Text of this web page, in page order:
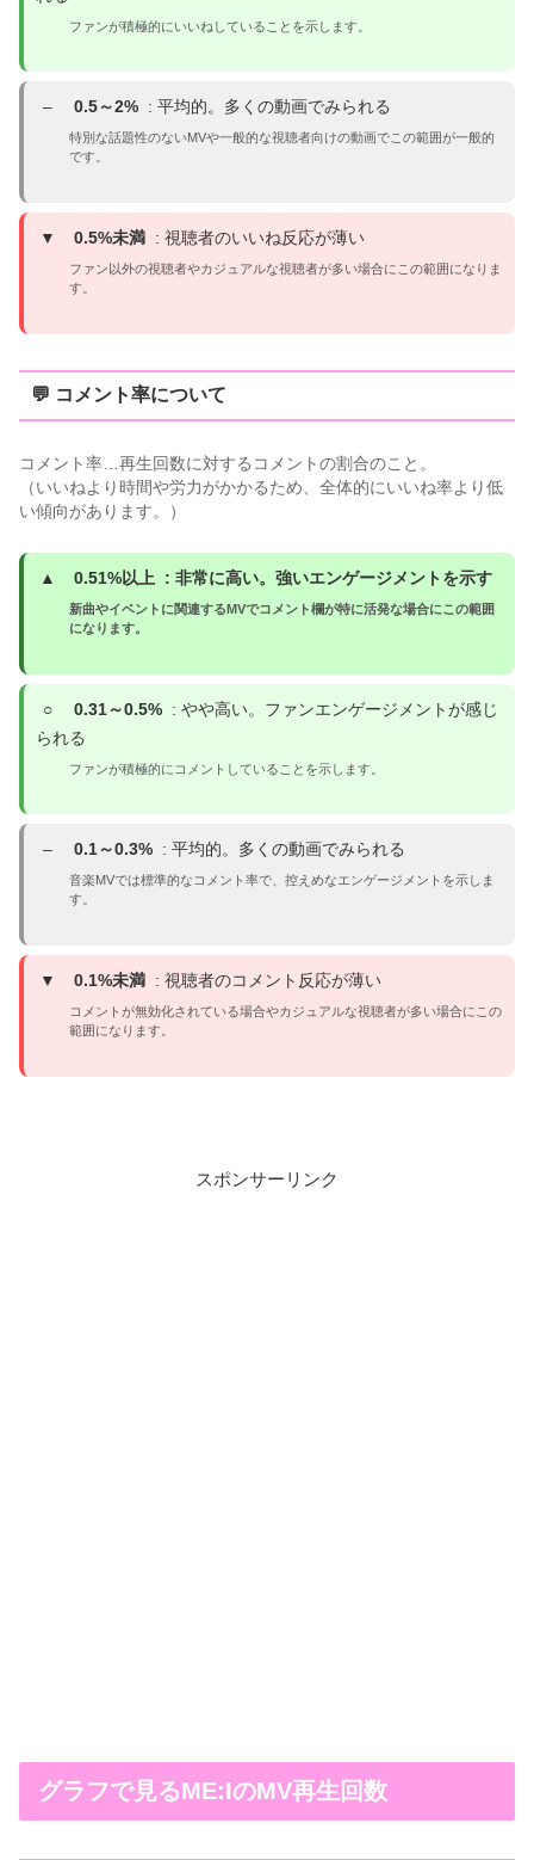
ファンが積極的にいいねしていることを示します。
– 0.5～2% : 平均的。多くの動画でみられる
特別な話題性のないMVや一般的な視聴者向けの動画でこの範囲が一般的
です。
▼ 0.5%未満 : 視聴者のいいね反応が薄い
ファン以外の視聴者やカジュアルな視聴者が多い場合にこの範囲になりま
す。
💬 コメント率について
コメント率…再生回数に対するコメントの割合のこと。
（いいねより時間や労力がかかるため、全体的にいいね率より低
い傾向があります。）
▲ 0.51%以上 : 非常に高い。強いエンゲージメントを示す
新曲やイベントに関連するMVでコメント欄が特に活発な場合にこの範囲
になります。
○ 0.31～0.5% : やや高い。ファンエンゲージメントが感じ
られる
ファンが積極的にコメントしていることを示します。
– 0.1～0.3% : 平均的。多くの動画でみられる
音楽MVでは標準的なコメント率で、控えめなエンゲージメントを示しま
す。
▼ 0.1%未満 : 視聴者のコメント反応が薄い
コメントが無効化されている場合やカジュアルな視聴者が多い場合にこの
範囲になります。
スポンサーリンク
グラフで見るME:IのMV再生回数